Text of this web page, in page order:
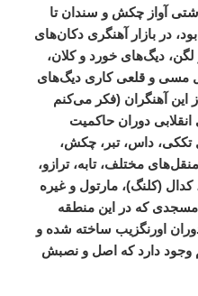
آواز چکش و سندان تا
در بازار آهنگری دکان‌های
دیگ‌های خورد و کلان،
مسی و قلعی کاری دیگ‌های
آهنگران (فکر می‌کنم
دوران حاکمیت
تککی، داس، تبر، چکش،
مختلف، تابه، ترازو،
(کلنگ)، مارتول و غیره
که در این منطقه
اورنگزیب ساخته شده و
وجود دارد که اصل و نصبش